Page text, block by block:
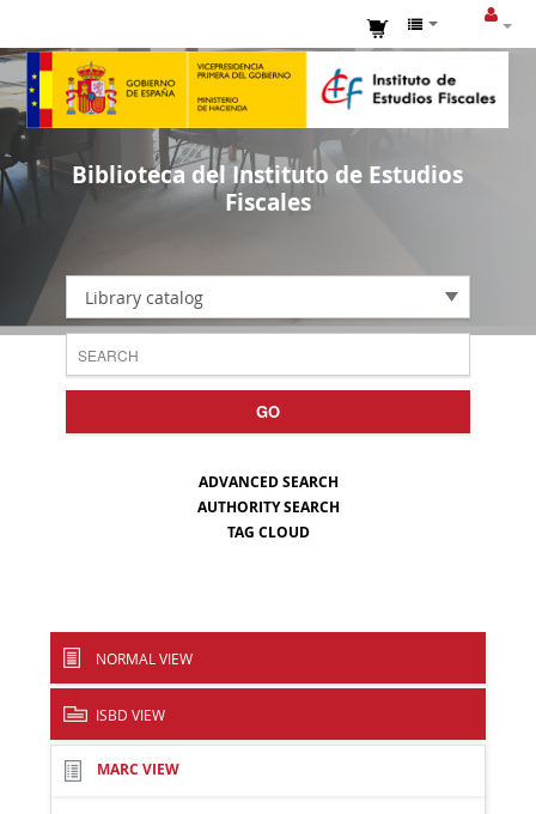
Biblioteca del Instituto de Estudios
Fiscales
Library catalog
GO
ADVANCED SEARCH
AUTHORITY SEARCH
TAG CLOUD
NORMAL VIEW
ISBD VIEW
MARC VIEW